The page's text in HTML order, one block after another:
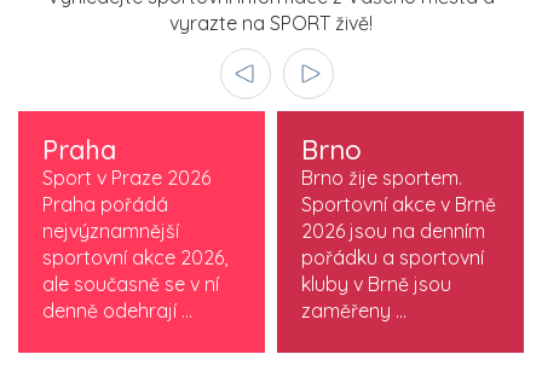
vyrazte na SPORT živě!
Praha
Sport v Praze 2026
Praha pořádá
nejvýznamnější
sportovní akce 2026,
ale současně se v ní
denně odehrají ...
Brno
Brno žije sportem.
Sportovní akce v Brně
2026 jsou na denním
pořádku a sportovní
kluby v Brně jsou
zaměřeny ...